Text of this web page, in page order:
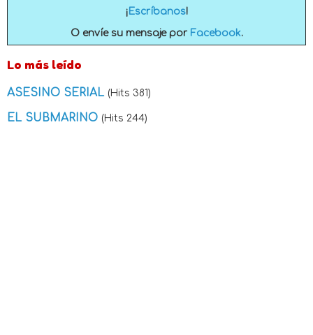
¡ Escríbanos!
O envíe su mensaje por Facebook.
Lo más leído
ASESINO SERIAL (Hits 381)
EL SUBMARINO (Hits 244)